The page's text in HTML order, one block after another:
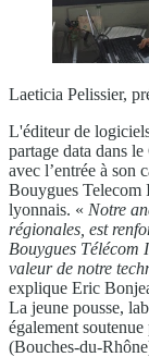
Laeticia Pelissier,
L'éditeur de
partage data dans
avec l’entrée à son
Bouygues Telecom
lyonnais. « Notre
régionales, est
Bouygues Télécom
valeur de notre
explique Eric
La jeune pousse,
également
(Bouches-du-